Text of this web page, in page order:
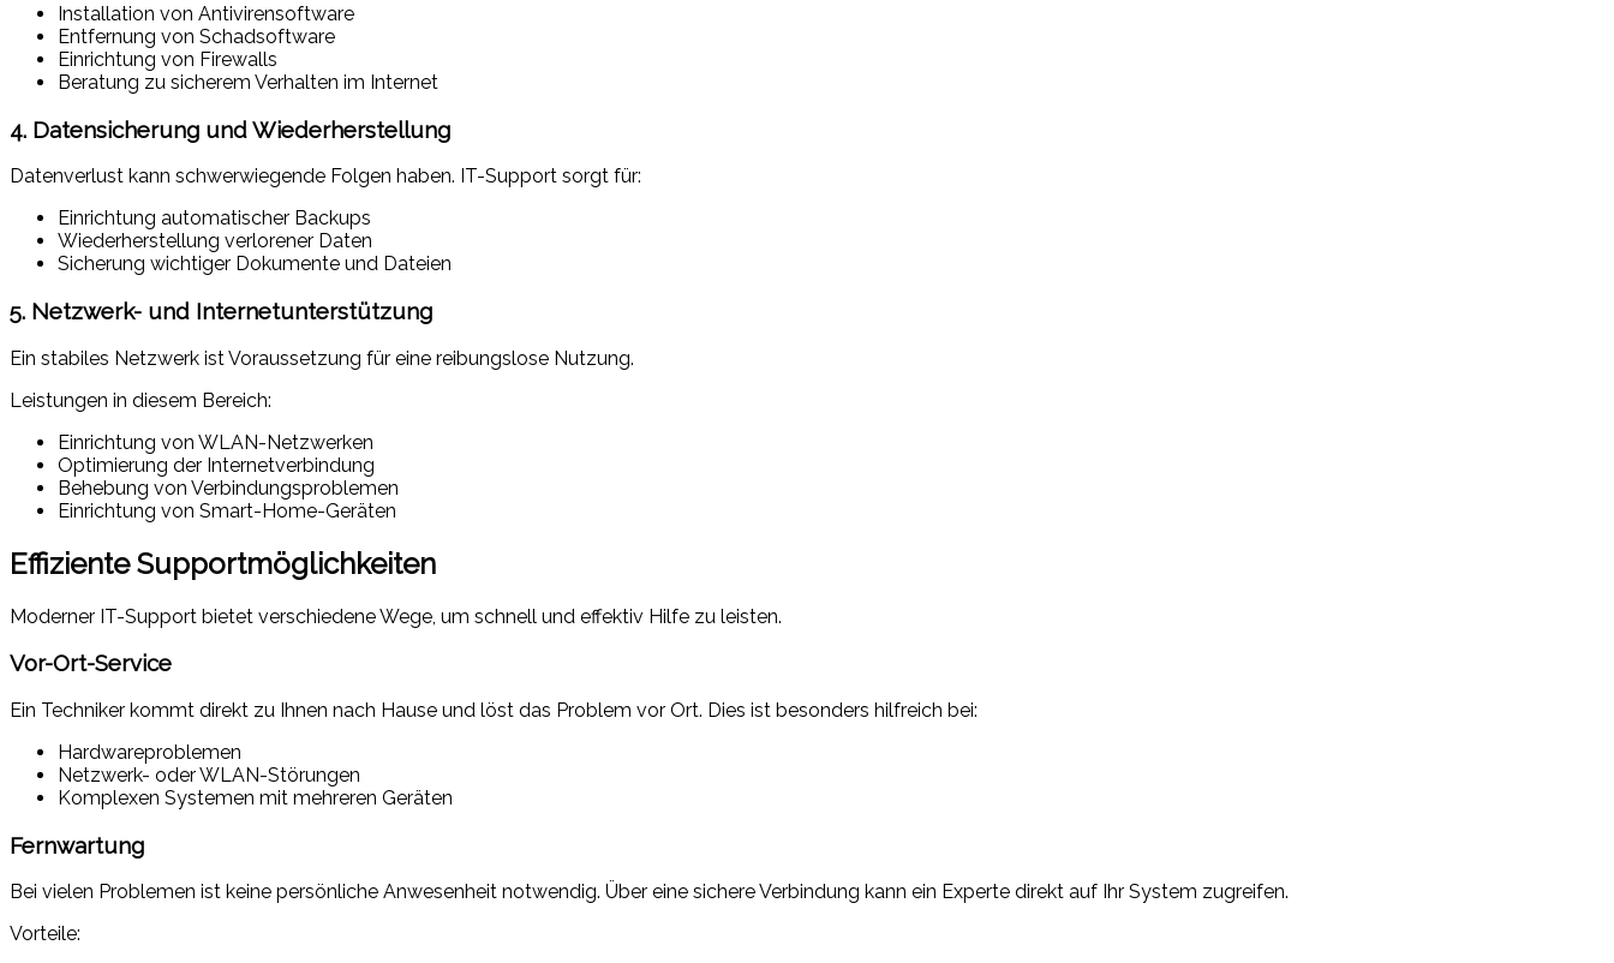
Installation von Antivirensoftware
Entfernung von Schadsoftware
Einrichtung von Firewalls
Beratung zu sicherem Verhalten im Internet
4. Datensicherung und Wiederherstellung
Datenverlust kann schwerwiegende Folgen haben. IT-Support sorgt für:
Einrichtung automatischer Backups
Wiederherstellung verlorener Daten
Sicherung wichtiger Dokumente und Dateien
5. Netzwerk- und Internetunterstützung
Ein stabiles Netzwerk ist Voraussetzung für eine reibungslose Nutzung.
Leistungen in diesem Bereich:
Einrichtung von WLAN-Netzwerken
Optimierung der Internetverbindung
Behebung von Verbindungsproblemen
Einrichtung von Smart-Home-Geräten
Effiziente Supportmöglichkeiten
Moderner IT-Support bietet verschiedene Wege, um schnell und effektiv Hilfe zu leisten.
Vor-Ort-Service
Ein Techniker kommt direkt zu Ihnen nach Hause und löst das Problem vor Ort. Dies ist besonders hilfreich bei:
Hardwareproblemen
Netzwerk- oder WLAN-Störungen
Komplexen Systemen mit mehreren Geräten
Fernwartung
Bei vielen Problemen ist keine persönliche Anwesenheit notwendig. Über eine sichere Verbindung kann ein Experte direkt auf Ihr System zugreifen.
Vorteile: